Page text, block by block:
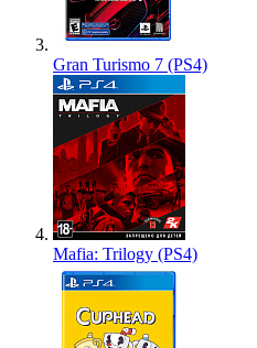
Gran Turismo 7 (PS4)
Mafia: Trilogy (PS4)